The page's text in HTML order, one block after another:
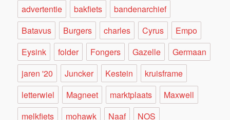
advertentie
bakfiets
bandenarchief
Batavus
Burgers charles Cyrus
Empo
Eysink
folder Fongers Gazelle
Germaan
jaren '20
Juncker Kestein
kruisframe
letterwiel
Magneet marktplaats
Maxwell
melkfiets
mohawk Naaf
NOS